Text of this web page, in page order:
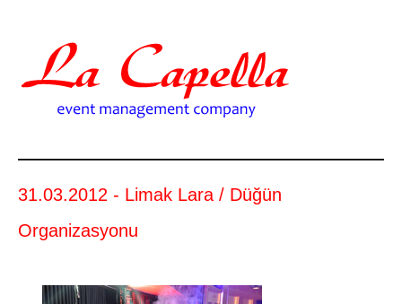
31.03.2012 - Limak Lara / Düğün
Organizasyonu